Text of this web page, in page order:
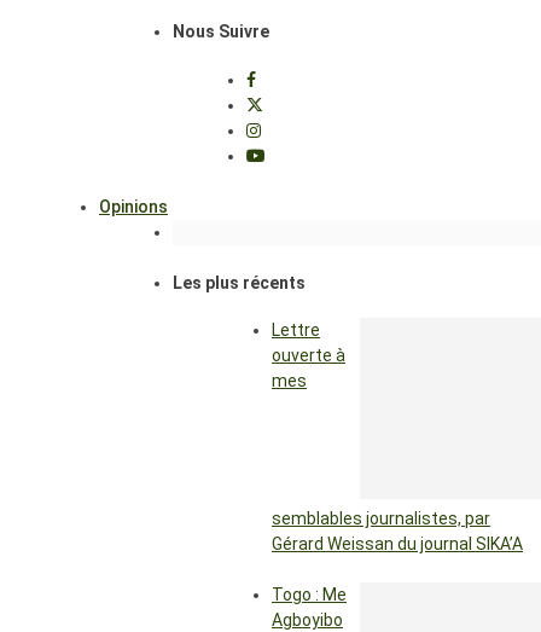
Nous Suivre
Opinions
Les plus récents
Lettre
ouverte à
mes
semblables journalistes, par
Gérard Weissan du journal SIKA’A
Togo : Me
Agboyibo